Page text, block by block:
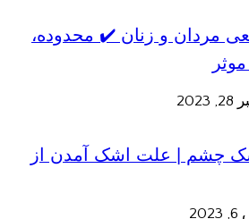
مردان و زنان ✔️ محدوده،
چشم | علت اشک آمدن از